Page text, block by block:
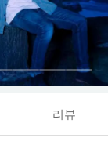
리뷰